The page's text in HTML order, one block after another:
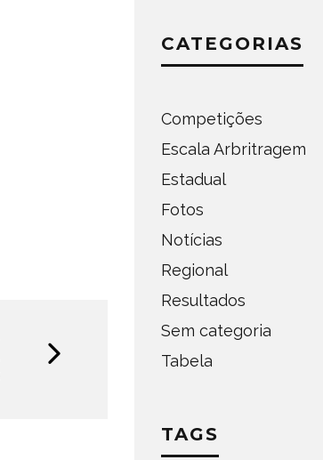
CATEGORIAS
Competições
Escala Arbritragem
Estadual
Fotos
Notícias
Regional
Resultados
Sem categoria
Tabela
TAGS